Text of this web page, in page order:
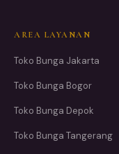
AREA LAYANAN
Toko Bunga Jakarta
Toko Bunga Bogor
Toko Bunga Depok
Toko Bunga Tangerang